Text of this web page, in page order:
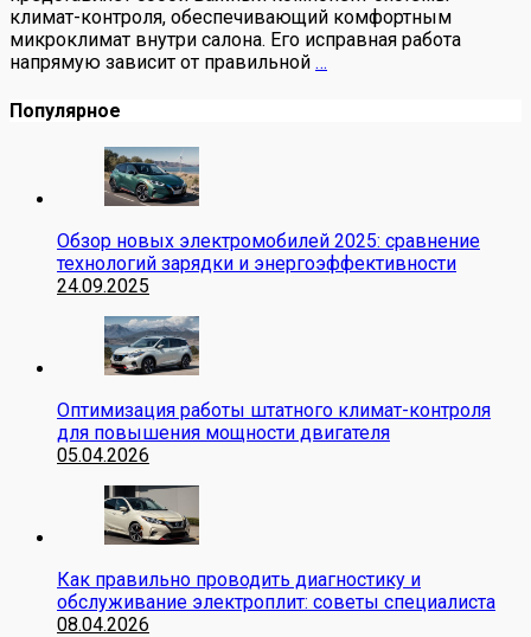
климат-контроля, обеспечивающий комфортным
микроклимат внутри салона. Его исправная работа
напрямую зависит от правильной …
Популярное
Обзор новых электромобилей 2025: сравнение
технологий зарядки и энергоэффективности
24.09.2025
Оптимизация работы штатного климат-контроля
для повышения мощности двигателя
05.04.2026
Как правильно проводить диагностику и
обслуживание электроплит: советы специалиста
08.04.2026